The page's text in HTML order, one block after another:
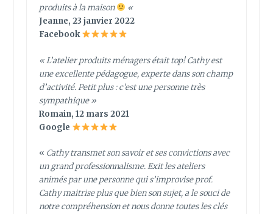
produits à la maison
«
Jeanne, 23 janvier 2022
Facebook
«L’atelier produits ménagers était top! Cathy est
une excellente pédagogue, experte dans son champ
d’activité. Petit plus : c’est une personne très
sympathique»
Romain, 12 mars 2021
Google
« Cathy transmet son savoir et ses convictions avec
un grand professionnalisme. Exit les ateliers
animés par une personne qui s’improvise prof.
Cathy maitrise plus que bien son sujet, a le souci de
notre compréhension et nous donne toutes les clés